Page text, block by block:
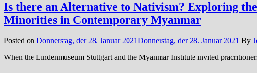
Is there an Alternative to Nativism? Exploring
Minorities in Contemporary Myanmar
Posted on Donnerstag, der 28. Januar 2021Donnerstag, der 28. Januar 2021 By
When the Lindenmuseum Stuttgart and the Myanmar Institute invited